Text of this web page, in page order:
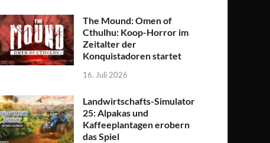
The Mound: Omen of
Cthulhu: Koop-Horror im
Zeitalter der
Konquistadoren startet
16. Juli 2026
Landwirtschafts-Simulator
25: Alpakas und
Kaffeeplantagen erobern
das Spiel